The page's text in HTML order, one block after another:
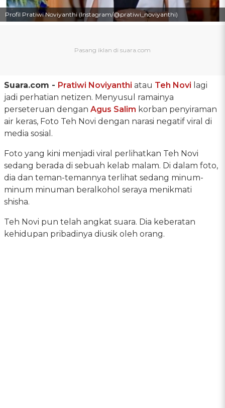
Profil Pratiwi Noviyanthi (Instagram/@pratiwi_noviyanthi)
Suara.com - Pratiwi Noviyanthi atau Teh Novi lagi
jadi perhatian netizen. Menyusul ramainya
perseteruan dengan Agus Salim korban penyiraman
air keras, Foto Teh Novi dengan narasi negatif viral di
media sosial.
Foto yang kini menjadi viral perlihatkan Teh Novi
sedang berada di sebuah kelab malam. Di dalam foto,
dia dan teman-temannya terlihat sedang minum-
minum minuman beralkohol seraya menikmati
shisha.
Teh Novi pun telah angkat suara. Dia keberatan
kehidupan pribadinya diusik oleh orang.